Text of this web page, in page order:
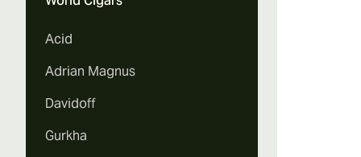
Acid
Adrian Magnus
Davidoff
Gurkha